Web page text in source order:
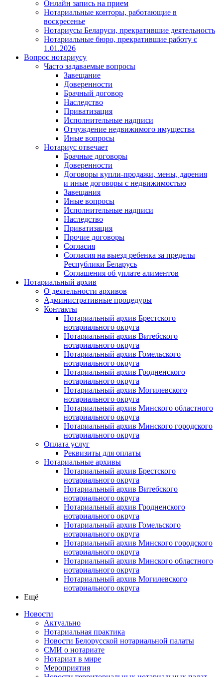
Онлайн запись на прием
Нотариальные конторы, работающие в
воскресенье
Нотариусы Беларуси, прекратившие деятельность
Нотариальные бюро, прекратившие работу с
1.01.2026
Вопрос нотариусу
Часто задаваемые вопросы
Завещание
Доверенности
Брачный договор
Наследство
Приватизация
Исполнительные надписи
Отчуждение недвижимого имущества
Иные вопросы
Нотариус отвечает
Брачные договоры
Доверенности
Договоры купли-продажи, мены, дарения
и иные договоры с недвижимостью
Завещания
Иные вопросы
Исполнительные надписи
Наследство
Приватизация
Прочие договоры
Согласия
Согласия на выезд ребенка за пределы
Республики Беларусь
Соглашения об уплате алиментов
Нотариальный архив
О деятельности архивов
Административные процедуры
Контакты
Нотариальный архив Брестского
нотариального округа
Нотариальный архив Витебского
нотариального округа
Нотариальный архив Гомельского
нотариального округа
Нотариальный архив Гродненского
нотариального округа
Нотариальный архив Могилевского
нотариального округа
Нотариальный архив Минского областного
нотариального округа
Нотариальный архив Минского городского
нотариального округа
Оплата услуг
Реквизиты для оплаты
Нотариальные архивы
Нотариальный архив Брестского
нотариального округа
Нотариальный архив Витебского
нотариального округа
Нотариальный архив Гродненского
нотариального округа
Нотариальный архив Гомельского
нотариального округа
Нотариальный архив Минского городского
нотариального округа
Нотариальный архив Минского областного
нотариального округа
Нотариальный архив Могилевского
нотариального округа
Ещё
Новости
Актуально
Нотариальная практика
Новости Белорусской нотариальной палаты
СМИ о нотариате
Нотариат в мире
Мероприятия